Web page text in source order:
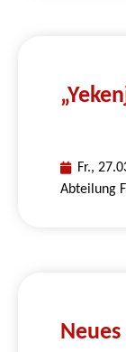
Fr.,
Abteilung